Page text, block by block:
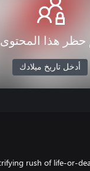
حظر هذا المحتوى
أدخل تاريخ ميلادك